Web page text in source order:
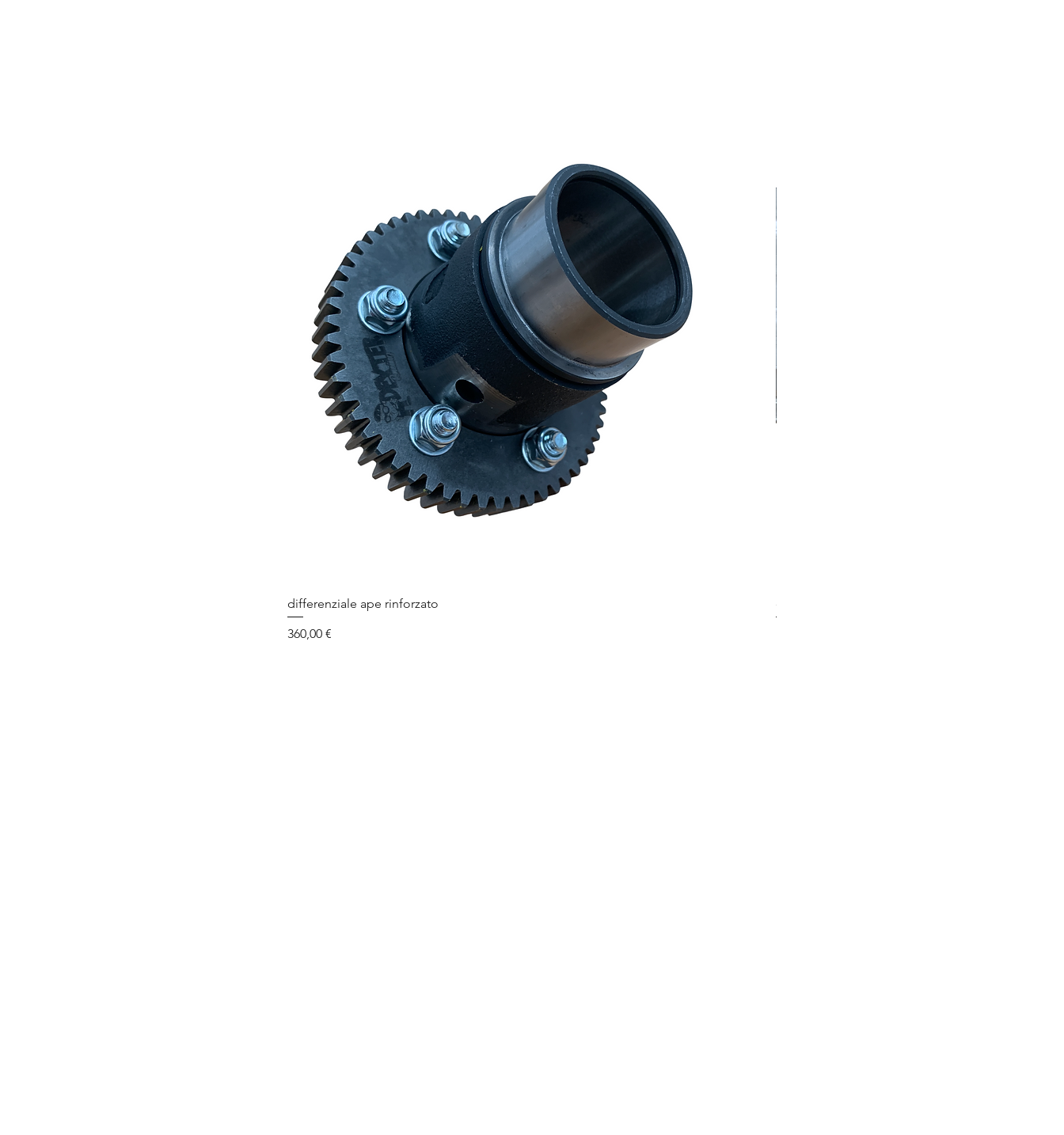
differenziale ape rinforzato
Prezzo
360,00 €
cerchio in ferro 8” per kit freno Dexter Racing